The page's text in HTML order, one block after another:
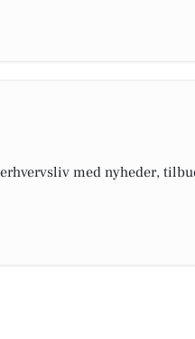
med nyheder,